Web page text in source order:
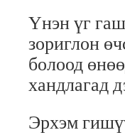
Үнэн үг
зориглон
болоод
хандлагад
Эрхэм